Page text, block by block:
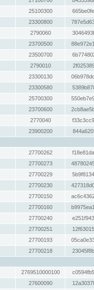
25100300
23300800
2790060
23700500
23500700
2790010
23300130
23300580
25700300
23700600
2770040
23900200
27700262
27700273
27700229
27700230
27700150
27700160
27700240
27700251
27700193
27700218
2769510000100
27600090